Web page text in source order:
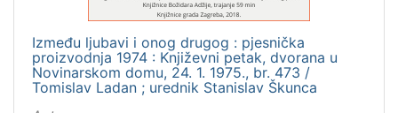
Između ljubavi i onog drugog : pjesnička
proizvodnja 1974 : Književni petak, dvorana u
Novinarskom domu, 24. 1. 1975., br. 473 /
Tomislav Ladan ; urednik Stanislav Škunca